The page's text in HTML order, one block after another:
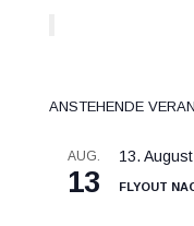
Anstehende
AUG.
13
13.
Flyout